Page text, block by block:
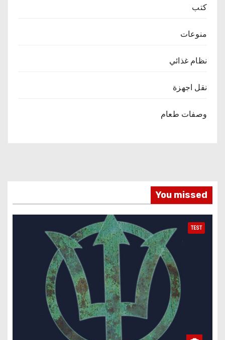
كتب
منوعات
نظام غذائي
نقل اجهزة
وصفات طعام
You missed
TEST